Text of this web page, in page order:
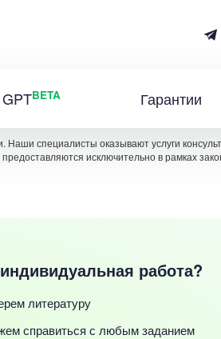
BETA Гарантии
специалисты оказывают услуги
исключительно в рамках
работа?
литературу
справиться с любым заданием